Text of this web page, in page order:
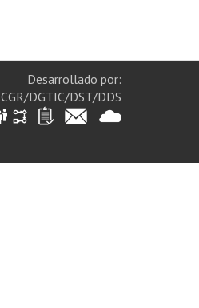
Desarrollado por:
CGR/DGTIC/DST/DDS